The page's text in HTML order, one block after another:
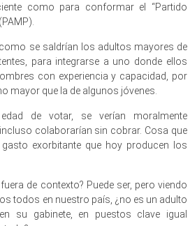
como para conformar el “Partido
se saldrían los adultos mayores de
para integrarse a uno donde ellos
con experiencia y capacidad, por
mayor que la de algunos jóvenes.
de votar, se verían moralmente
colaborarían sin cobrar. Cosa que
exorbitante que hoy producen los
de contexto? Puede ser, pero viendo
todos en nuestro país, ¿no es un adulto
su gabinete, en puestos clave igual